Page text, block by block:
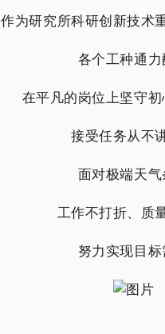
作为研究所科研创新技术
各个工种通力
在平凡的岗位上坚守
接受任务从不
面对极端天
工作不打折、质
努力实现目标